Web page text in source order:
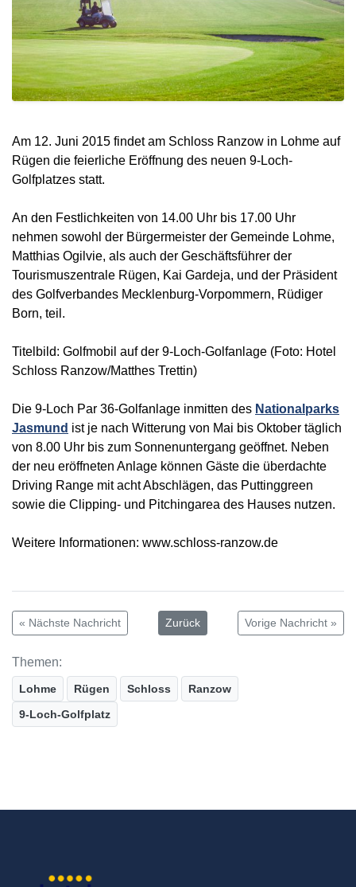
Am 12. Juni 2015 findet am Schloss Ranzow in Lohme auf
Rügen die feierliche Eröffnung des neuen 9-Loch-
Golfplatzes statt.
An den Festlichkeiten von 14.00 Uhr bis 17.00 Uhr
nehmen sowohl der Bürgermeister der Gemeinde Lohme,
Matthias Ogilvie, als auch der Geschäftsführer der
Tourismuszentrale Rügen, Kai Gardeja, und der Präsident
des Golfverbandes Mecklenburg-Vorpommern, Rüdiger
Born, teil.
Titelbild: Golfmobil auf der 9-Loch-Golfanlage (Foto: Hotel
Schloss Ranzow/Matthes Trettin)
Die 9-Loch Par 36-Golfanlage inmitten des Nationalparks
Jasmund ist je nach Witterung von Mai bis Oktober täglich
von 8.00 Uhr bis zum Sonnenuntergang geöffnet. Neben
der neu eröffneten Anlage können Gäste die überdachte
Driving Range mit acht Abschlägen, das Puttinggreen
sowie die Clipping- und Pitchingarea des Hauses nutzen.
Weitere Informationen: www.schloss-ranzow.de
« Nächste Nachricht Zurück Vorige Nachricht »
Themen:
Lohme Rügen Schloss
Ranzow
9-Loch-Golfplatz